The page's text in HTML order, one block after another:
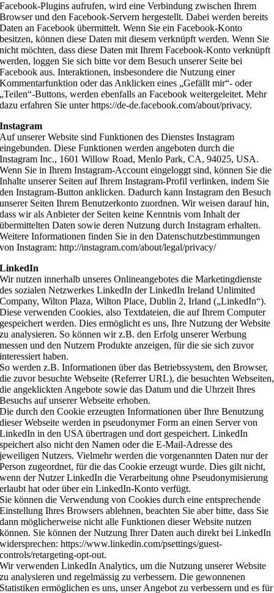
Facebook-Plugins aufrufen, wird eine Verbindung zwischen Ihrem
Browser und den Facebook-Servern hergestellt. Dabei werden bereits
Daten an Facebook übermittelt. Wenn Sie ein Facebook-Konto
besitzen, können diese Daten mit diesem verknüpft werden. Wenn Sie
nicht möchten, dass diese Daten mit Ihrem Facebook-Konto verknüpft
werden, loggen Sie sich bitte vor dem Besuch unserer Seite bei
Facebook aus. Interaktionen, insbesondere die Nutzung einer
Kommentarfunktion oder das Anklicken eines „Gefällt mir“- oder
„Teilen“-Buttons, werden ebenfalls an Facebook weitergeleitet. Mehr
dazu erfahren Sie unter https://de-de.facebook.com/about/privacy.
Instagram
Auf unserer Website sind Funktionen des Dienstes Instagram
eingebunden. Diese Funktionen werden angeboten durch die
Instagram Inc., 1601 Willow Road, Menlo Park, CA, 94025, USA.
Wenn Sie in Ihrem Instagram-Account eingeloggt sind, können Sie die
Inhalte unserer Seiten auf Ihrem Instagram-Profil verlinken, indem Sie
den Instagram-Button anklicken. Dadurch kann Instagram den Besuch
unserer Seiten Ihrem Benutzerkonto zuordnen. Wir weisen darauf hin,
dass wir als Anbieter der Seiten keine Kenntnis vom Inhalt der
übermittelten Daten sowie deren Nutzung durch Instagram erhalten.
Weitere Informationen finden Sie in den Datenschutzbestimmungen
von Instagram: http://instagram.com/about/legal/privacy/
LinkedIn
Wir nutzen innerhalb unseres Onlineangebotes die Marketingdienste
des sozialen Netzwerkes LinkedIn der LinkedIn Ireland Unlimited
Company, Wilton Plaza, Wilton Place, Dublin 2, Irland („LinkedIn“).
Diese verwenden Cookies, also Textdateien, die auf Ihrem Computer
gespeichert werden. Dies ermöglicht es uns, Ihre Nutzung der Website
zu analysieren. So können wir z.B. den Erfolg unserer Werbung
messen und den Nutzern Produkte anzeigen, für die sie sich zuvor
interessiert haben.
So werden z.B. Informationen über das Betriebssystem, den Browser,
die zuvor besuchte Webseite (Referrer URL), die besuchten Webseiten,
die angeklickten Angebote sowie das Datum und die Uhrzeit Ihres
Besuchs auf unserer Webseite erhoben.
Die durch den Cookie erzeugten Informationen über Ihre Benutzung
dieser Webseite werden in pseudonymer Form an einen Server von
LinkedIn in den USA übertragen und dort gespeichert. LinkedIn
speichert also nicht den Namen oder die E-Mail-Adresse des
jeweiligen Nutzers. Vielmehr werden die vorgenannten Daten nur der
Person zugeordnet, für die das Cookie erzeugt wurde. Dies gilt nicht,
wenn der Nutzer LinkedIn die Verarbeitung ohne Pseudonymisierung
erlaubt hat oder über ein LinkedIn-Konto verfügt.
Sie können die Verwendung von Cookies durch eine entsprechende
Einstellung Ihres Browsers ablehnen, beachten Sie aber bitte, dass Sie
dann möglicherweise nicht alle Funktionen dieser Website nutzen
können. Sie können der Nutzung Ihrer Daten auch direkt bei LinkedIn
widersprechen: https://www.linkedin.com/psettings/guest-
controls/retargeting-opt-out.
Wir verwenden LinkedIn Analytics, um die Nutzung unserer Website
zu analysieren und regelmässig zu verbessern. Die gewonnenen
Statistiken ermöglichen es uns, unser Angebot zu verbessern und es für